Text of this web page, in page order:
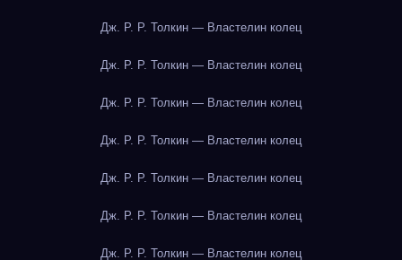
Дж. Р. Р. Толкин — Властелин колец
Дж. Р. Р. Толкин — Властелин колец
Дж. Р. Р. Толкин — Властелин колец
Дж. Р. Р. Толкин — Властелин колец
Дж. Р. Р. Толкин — Властелин колец
Дж. Р. Р. Толкин — Властелин колец
Дж. Р. Р. Толкин — Властелин колец